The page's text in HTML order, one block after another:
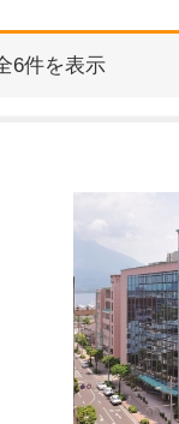
6件を表示